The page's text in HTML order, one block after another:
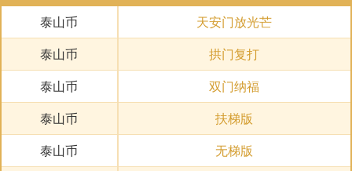
泰山币
天安门放光芒
泰山币
拱门复打
泰山币
双门纳福
泰山币
扶梯版
泰山币
无梯版